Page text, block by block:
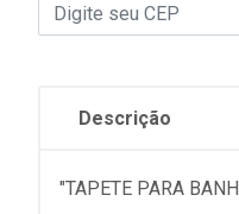
Descrição
"TAPETE PARA